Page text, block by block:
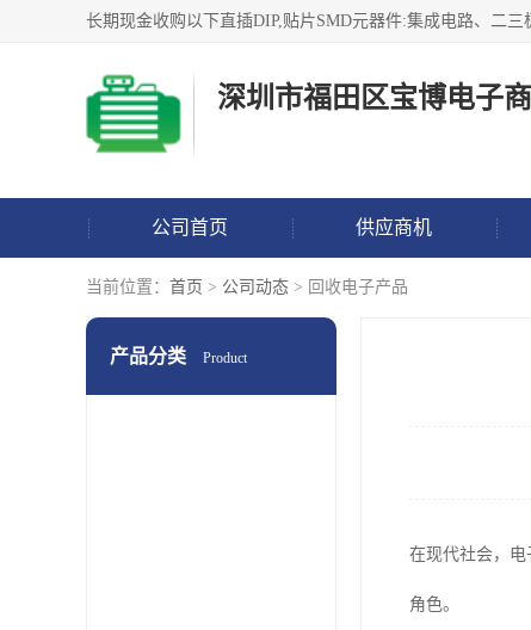
深圳市福田区宝博电子
公司首页 供应商机
当前位置： 首页 > 公司动态 > 回收电子产品
产品分类 Product
在现代社会，
角色。